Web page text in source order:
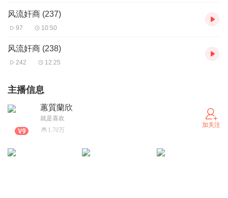
风流奸商 (237)
97 10:50
风流奸商 (238)
242 12:25
主播信息
蕙質蘭欣
就是喜欢
1.70万
加关注